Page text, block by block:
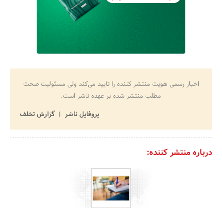
اخبار رسمی هویت منتشر کننده را تایید می‌کند ولی مسئولیت صحت
مطلب منتشر شده بر عهده ناشر است.
پروفایل ناشر
گزارش تخلف
درباره منتشر کننده: